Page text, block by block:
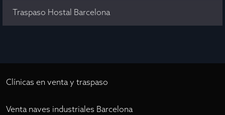
Traspaso Hostal Barcelona
Clínicas en venta y traspaso
Venta naves industriales Barcelona